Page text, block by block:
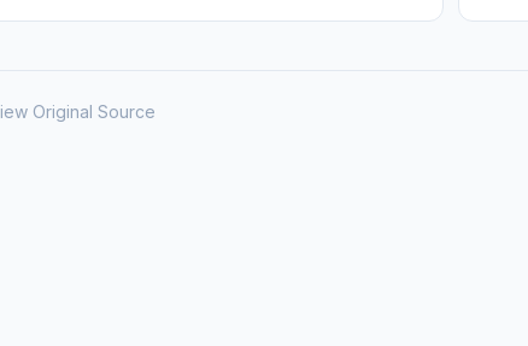
Original Source